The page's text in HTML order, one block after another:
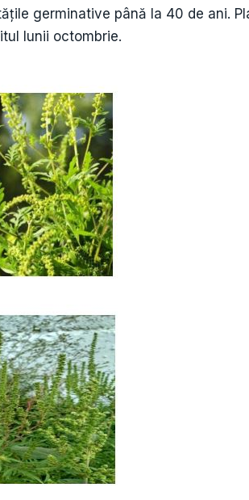
germinative până la 40 de ani.
lunii octombrie.